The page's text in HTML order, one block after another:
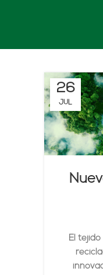
26
JUL
El